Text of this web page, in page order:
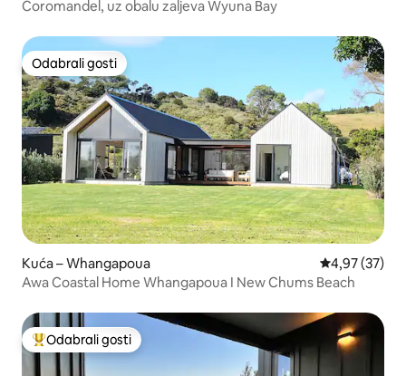
Coromandel, uz obalu zaljeva Wyuna Bay
Odabrali gosti
Odabrali gosti
Kuća – Whangapoua Prosječna
4,97 (37)
Awa Coastal Home Whangapoua I New Chums Beach
Među najviše rangiranima s oznakom „Odabrali gosti”
Odabrali gosti